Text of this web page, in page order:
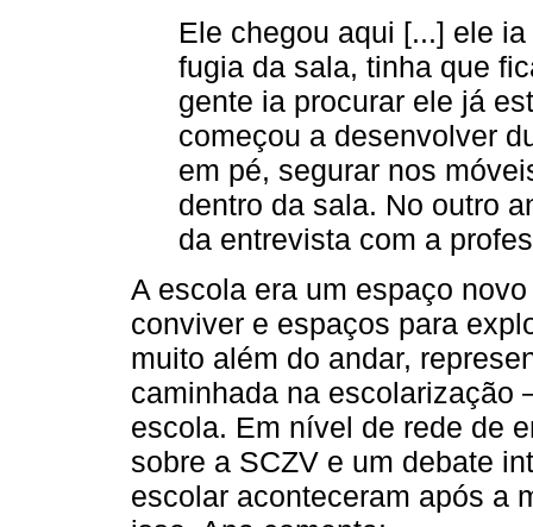
Ele chegou aqui [...] ele
fugia da sala, tinha que
gente ia procurar ele já
começou a desenvolver
em pé, segurar nos
dentro da sala. No outro
da entrevista com a
A escola era um espaço
conviver e espaços para
muito além do andar,
caminhada na escolarização
escola. Em nível de rede de
sobre a SCZV e um debate
escolar aconteceram após a